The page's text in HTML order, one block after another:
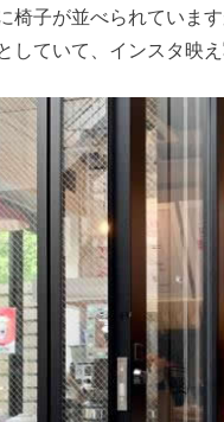
椅子が並べられていま
していて、インスタ映え